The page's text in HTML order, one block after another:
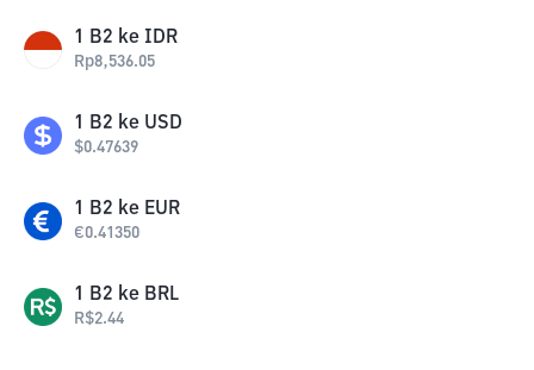
1 B2 ke IDR
Rp8,536.05
1 B2 ke USD
$0.47639
1 B2 ke EUR
€0.41350
1 B2 ke BRL
R$2.44